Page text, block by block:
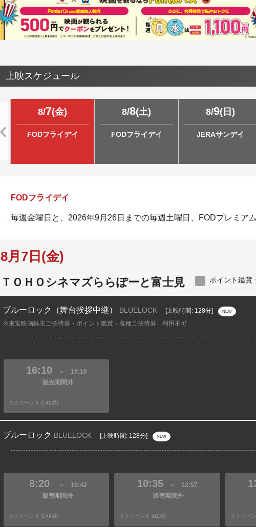
上映スケジュール
8/7(金)
FODフライデイ
8/8(土)
FODフライデイ
8/9( 日 )
JERAサンデイ
FODフライデイ
毎週金曜日と、2026年9月26日までの毎週土曜日、FODプレミ
8月7日(金)
ＴＯＨＯシネマズららぽーと富士見 ポイント鑑賞
ブルーロック（舞台挨拶中継） BLUELOCK [上映時間: 128分] NEW
※東宝映画株主ご招待券・ポイント鑑賞・各種ご招待券 利用不可
16:10 ～
19:10
販売期間外
スクリーン８ (149席)
ブルーロック BLUELOCK [上映時間: 128分] NEW
8:20 ～
10:42
販売期間外
スクリーン８ (149席)
10:35 ～
12:57
販売期間外
スクリーン６ (91席) スクリー